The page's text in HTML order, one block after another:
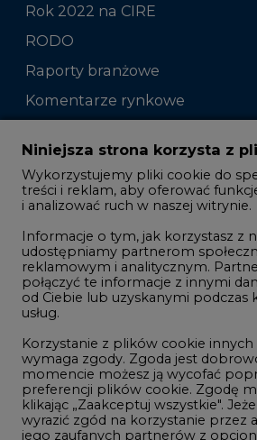
Rok 2022 na CIRE
RODO
Raporty branżowe
Komentarze rynkowe
Zmiany kadrowe na rynku
Studio CIRE
Rozmowy o energetyce
Gospodarka
Geopolityka
LTE450
Innowacje i AI
Telekomunikacja i IT
Handel emisjami CO2
Wodór
Niniejsza strona korzysta z
Wykorzystujemy pliki cookie do
treści i reklam, aby oferować
i analizować ruch w naszej witrynie.
Informacje o tym, jak korzystasz z
udostępniamy partnerom
reklamowym i analitycznym.
połączyć te informacje z innymi
od Ciebie lub uzyskanymi podczas
usług.
Korzystanie z plików cookie
wymaga zgody. Zgoda jest
momencie możesz ją wycofać
preferencji plików cookie. Zgodę
klikając „Zaakceptuj wszystkie".
wyrazić zgód na korzystanie przez
jego zaufanych partnerów z